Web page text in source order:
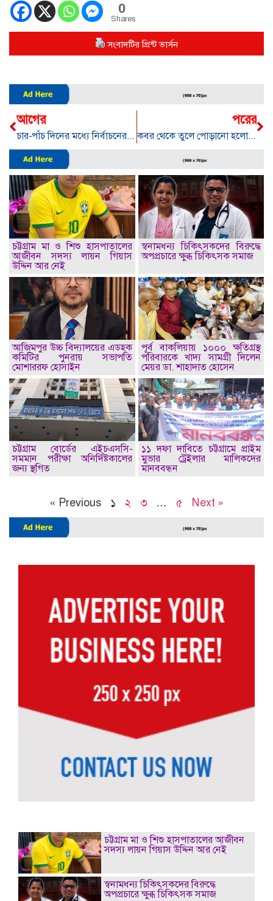
0
Shares
সংবাদটির প্রিন্ট ভার্সন
আগের
চার-পাঁচ দিনের মধ্যে নির্বাচনের তারিখ ঘোষণা’
পরের
কবর থেকে তুলে পোড়ানো হলো ‘নুরাল পাগলা’র লাশ
চট্টগ্রাম মা ও শিশু হাসপাতালের
আজীবন সদস্য লায়ন গিয়াস
উদ্দিন আর নেই
স্বনামধন্য চিকিৎসকদের বিরুদ্ধে
অপপ্রচারে ক্ষুব্ধ চিকিৎসক সমাজ
আজিমপুর উচ্চ বিদ্যালয়ের এডহক
কমিটির পুনরায় সভাপতি
মোশাররফ হোসাইন
পূর্ব বাকলিয়ায় ১০০০ ক্ষতিগ্রস্থ
পরিবারকে খাদ্য সামগ্রী দিলেন
মেয়র ডা. শাহাদাত হোসেন
চট্টগ্রাম বোর্ডের এইচএসসি-
সমমান পরীক্ষা অনির্দিষ্টকালের
জন্য স্থগিত
১১ দফা দাবিতে চট্টগ্রামে প্রাইম
মুভার ট্রেইলার মালিকদের
মানববন্ধন
« Previous ১ ২ ৩ … ৫ Next »
চট্টগ্রাম মা ও শিশু হাসপাতালের আজীবন
সদস্য লায়ন গিয়াস উদ্দিন আর নেই
স্বনামধন্য চিকিৎসকদের বিরুদ্ধে
অপপ্রচারে ক্ষুব্ধ চিকিৎসক সমাজ